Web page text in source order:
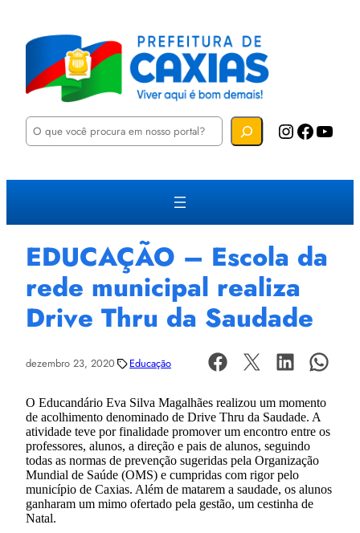
P
u
a
Instagram Facebook YouTube
EDUCAÇÃO – Escola da
rede municipal realiza
Drive Thru da Saudade
dezembro 23, 2020 Educação
O Educandário Eva Silva Magalhães realizou um momento
de acolhimento denominado de Drive Thru da Saudade. A
atividade teve por finalidade promover um encontro entre os
professores, alunos, a direção e pais de alunos, seguindo
todas as normas de prevenção sugeridas pela Organização
Mundial de Saúde (OMS) e cumpridas com rigor pelo
município de Caxias. Além de matarem a saudade, os alunos
ganharam um mimo ofertado pela gestão, um cestinha de
Natal.